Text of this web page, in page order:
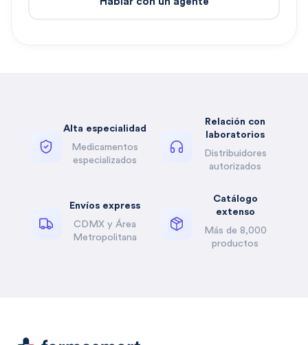
Alta especialidad
Medicamentos
especializados
Relación con
laboratorios
Distribuidores
autorizados
Envíos express
CDMX y Área
Metropolitana
Catálogo
extenso
Más de 8,000
productos